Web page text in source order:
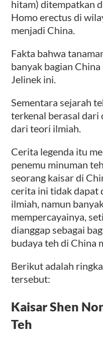
hitam) ditempatkan
Homo erectus di
menjadi China.
Fakta bahwa
banyak bagian
Jelinek ini.
Sementara sejarah
terkenal berasal dari
dari teori ilmiah.
Cerita legenda itu
penemu minuman
seorang kaisar di
cerita ini tidak dapat
ilmiah, namun
mempercayainya,
dianggap sebagai
budaya teh di China
Berikut adalah
tersebut:
Kaisar Shen
Teh